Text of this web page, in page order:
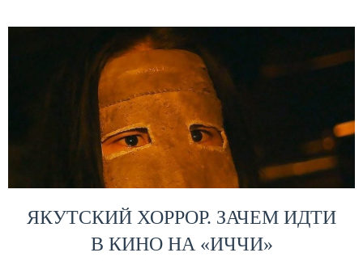
ЯКУТСКИЙ ХОРРОР. ЗАЧЕМ ИДТИ
В КИНО НА «ИЧЧИ»